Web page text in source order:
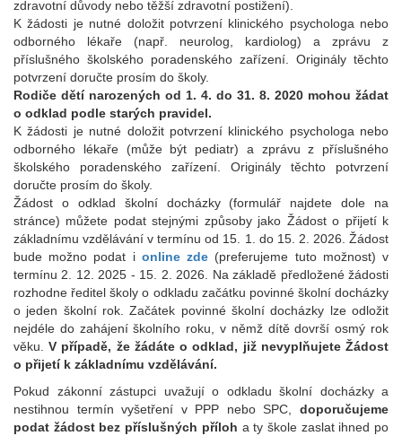
zdravotní důvody nebo těžší zdravotní postižení).
K žádosti je nutné doložit potvrzení klinického psychologa nebo
odborného lékaře (např. neurolog, kardiolog) a zprávu z
příslušného školského poradenského zařízení. Originály těchto
potvrzení doručte prosím do školy.
Rodiče dětí narozených od 1. 4. do 31. 8. 2020 mohou žádat
o odklad podle starých pravidel.
K žádosti je nutné doložit potvrzení klinického psychologa nebo
odborného lékaře (může být pediatr) a zprávu z příslušného
školského poradenského zařízení. Originály těchto potvrzení
doručte prosím do školy.
Žádost o odklad školní docházky (formulář najdete dole na
stránce) můžete podat stejnými způsoby jako Žádost o přijetí k
základnímu vzdělávání v termínu od 15. 1. do 15. 2. 2026. Žádost
bude možno podat i online zde (preferujeme tuto možnost) v
termínu 2. 12. 2025 - 15. 2. 2026. Na základě předložené žádosti
rozhodne ředitel školy o odkladu začátku povinné školní docházky
o jeden školní rok. Začátek povinné školní docházky lze odložit
nejdéle do zahájení školního roku, v němž dítě dovrší osmý rok
věku.V případě, že žádáte o odklad, již nevyplňujete Žádost
o přijetí k základnímu vzdělávání.
Pokud zákonní zástupci uvažují o odkladu školní docházky a
nestihnou termín vyšetření v PPP nebo SPC, doporučujeme
podat žádost bez příslušných příloh a ty škole zaslat ihned po